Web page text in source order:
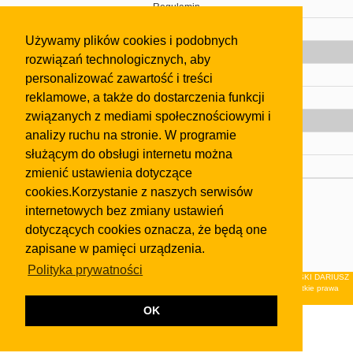
Używamy plików cookies i podobnych
rozwiązań technologicznych, aby
personalizować zawartość i treści
reklamowe, a także do dostarczenia funkcji
związanych z mediami społecznościowymi i
analizy ruchu na stronie. W programie
służącym do obsługi internetu można
zmienić ustawienia dotyczące
cookies.Korzystanie z naszych serwisów
internetowych bez zmiany ustawień
dotyczących cookies oznacza, że będą one
zapisane w pamięci urządzenia.
Polityka prywatności
OK
Regulamin
Gazeta
Olkusz
Kontakt
Strefa dla biznesu
Biura nieruchomości
Dealerzy i autokomisy
Skontaktuj się z nami
regulaminuiPolityki Prywatności.
Klauzula FB
© 2026Wydawnictwo NEON sp. z o.o. (dawniej: FIRMA NEON MAREK KLUCZEWSKI DARIUSZ
KRAWCZYK s.c.) z siedzibą w Olkuszu, ul.Żuradzka 15, 32-300 Olkusz . Wszystkie prawa